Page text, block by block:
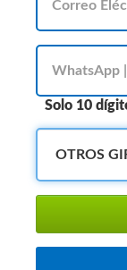
Solo 10